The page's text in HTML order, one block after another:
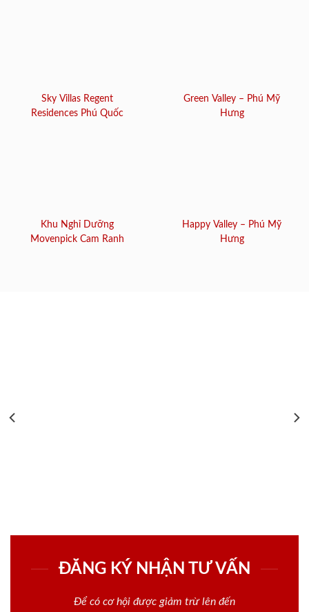
Sky Villas Regent
Residences Phú Quốc
Green Valley – Phú Mỹ
Hưng
Khu Nghỉ Dưỡng
Movenpick Cam Ranh
Happy Valley – Phú Mỹ
Hưng
ĐĂNG KÝ NHẬN TƯ VẤN
Để có cơ hội được giảm trừ lên đến